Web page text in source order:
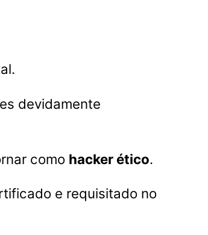
devidamente
como hacker ético.
e requisitado no